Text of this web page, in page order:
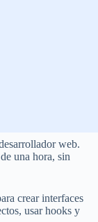
web.
una hora, sin
crear interfaces
usar hooks y